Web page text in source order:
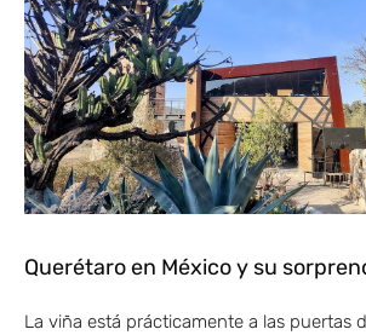
Querétaro en México y su
La viña está prácticamente a las puertas